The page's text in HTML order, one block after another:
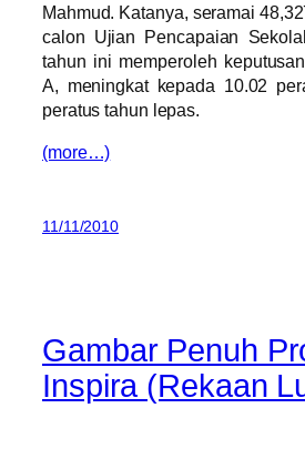
Mahmud. Katanya, seramai
calon Ujian Pencapaian
tahun ini memperoleh
A, meningkat kepada 10.02
peratus tahun lepas.
(more…)
11/11/2010
Gambar Penuh
Inspira (Rekaan